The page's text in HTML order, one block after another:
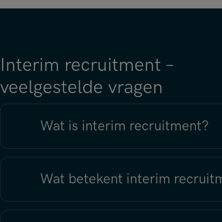
Interim recruitment –
veelgestelde vragen
Wat is interim recruitment?
Wat betekent interim